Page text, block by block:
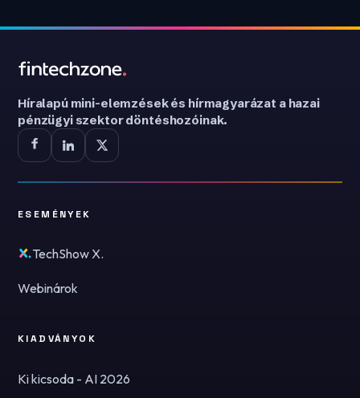
Híralapú mini-elemzések és hírmagyarázat a hazai
pénzügyi szektor döntéshozóinak.
ESEMÉNYEK
TechShow X.
Webinárok
KIADVÁNYOK
Ki kicsoda - AI 2026